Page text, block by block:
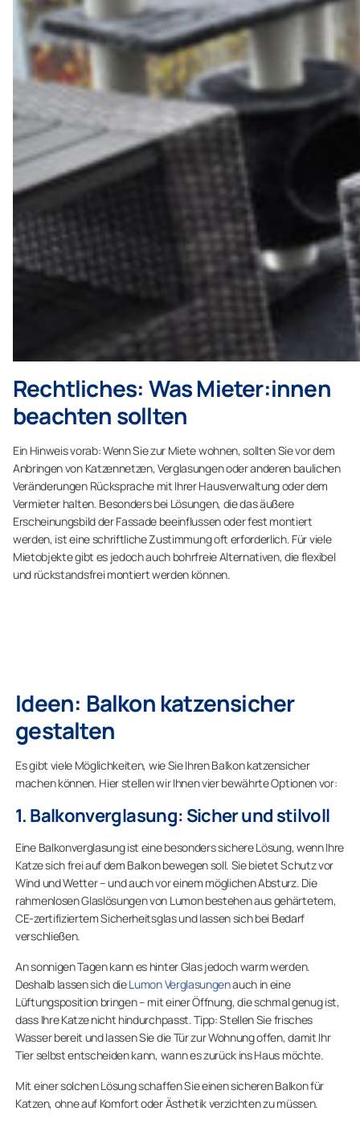
Rechtliches: Was Mieter:innen
beachten sollten
Ein Hinweis vorab: Wenn Sie zur Miete wohnen, sollten Sie vor dem
Anbringen von Katzennetzen, Verglasungen oder anderen baulichen
Veränderungen Rücksprache mit Ihrer Hausverwaltung oder dem
Vermieter halten. Besonders bei Lösungen, die das äußere
Erscheinungsbild der Fassade beeinflussen oder fest montiert
werden, ist eine schriftliche Zustimmung oft erforderlich. Für viele
Mietobjekte gibt es jedoch auch bohrfreie Alternativen, die flexibel
und rückstandsfrei montiert werden können.
Ideen: Balkon katzensicher
gestalten
Es gibt viele Möglichkeiten, wie Sie Ihren Balkon katzensicher
machen können. Hier stellen wir Ihnen vier bewährte Optionen vor:
1. Balkonverglasung: Sicher und stilvoll
Eine Balkonverglasung ist eine besonders sichere Lösung, wenn Ihre
Katze sich frei auf dem Balkon bewegen soll. Sie bietet Schutz vor
Wind und Wetter – und auch vor einem möglichen Absturz. Die
rahmenlosen Glaslösungen von Lumon bestehen aus gehärtetem,
CE-zertifiziertem Sicherheitsglas und lassen sich bei Bedarf
verschließen.
An sonnigen Tagen kann es hinter Glas jedoch warm werden.
Deshalb lassen sich dieLumon Verglasungenauch in eine
Lüftungsposition bringen – mit einer Öffnung, die schmal genug ist,
dass Ihre Katze nicht hindurchpasst. Tipp: Stellen Sie frisches
Wasser bereit und lassen Sie die Tür zur Wohnung offen, damit Ihr
Tier selbst entscheiden kann, wann es zurück ins Haus möchte.
Mit einer solchen Lösung schaffen Sie einen sicheren Balkon für
Katzen, ohne auf Komfort oder Ästhetik verzichten zu müssen.